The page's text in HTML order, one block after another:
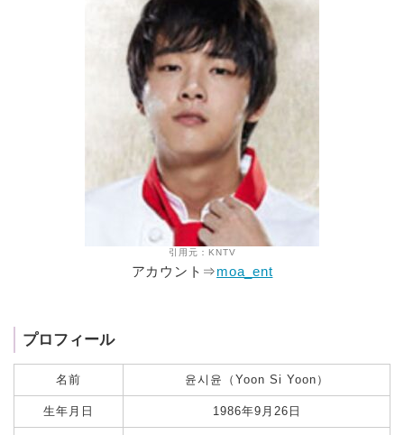
引用元：KNTV
アカウント⇒moa_ent
プロフィール
名前 윤시윤（Yoon Si Yoon）
生年月日 1986年9月26日